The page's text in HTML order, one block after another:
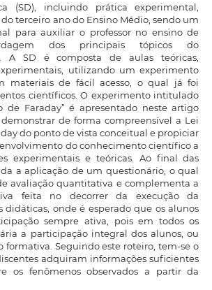
(SD), incluindo prática experimental,
terceiro ano do Ensino Médio, sendo um
para auxiliar o professor no ensino de
dos principais tópicos do
A SD é composta de aulas teóricas,
utilizando um experimento
materiais de fácil acesso, o qual já foi
científicos. O experimento intitulado
de Faraday” é apresentado neste artigo
de forma compreensível a Lei
do ponto de vista conceitual e propiciar
do conhecimento científico a
experimentais e teóricas. Ao final das
a aplicação de um questionário, o qual
avaliação quantitativa e complementa a
feita no decorrer da execução da
didáticas, onde é esperado que os alunos
sempre ativa, pois em todos os
a participação integral dos alunos, ou
formativa. Seguindo este roteiro, tem-se o
adquiram informações suficientes
os fenômenos observados a partir da